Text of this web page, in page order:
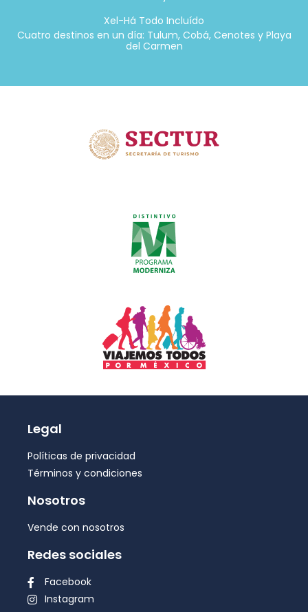
Xel-Há Todo Incluído
Cuatro destinos en un día: Tulum, Cobá, Cenotes y Playa
del Carmen
Legal
Políticas de privacidad
Términos y condiciones
Nosotros
Vende con nosotros
Redes sociales
Facebook
Instagram